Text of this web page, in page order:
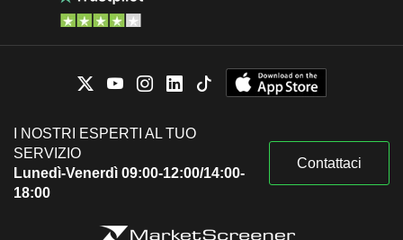
I NOSTRI ESPERTI AL TUO
SERVIZIO
Lunedì-Venerdì 09:00-12:00/14:00-
18:00
Contattaci